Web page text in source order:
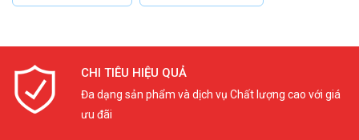
CHI TIÊU HIỆU QUẢ
Đa dạng sản phẩm và dịch vụ Chất lượng cao với giá
ưu đãi